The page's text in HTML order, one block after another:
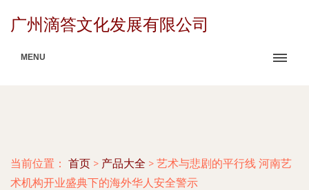
广州滴答文化发展有限公司
MENU
当前位置： 首页 > 产品大全 > 艺术与悲剧的平行线 河南艺
术机构开业盛典下的海外华人安全警示